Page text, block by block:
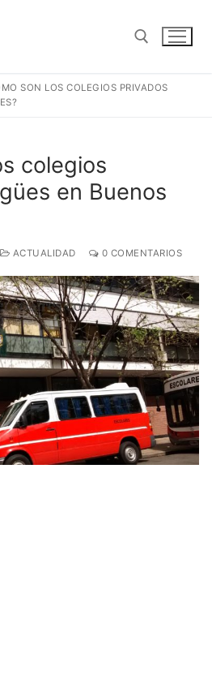
SON LOS COLEGIOS PRIVADOS
colegios
en Buenos
ACTUALIDAD 0 COMENTARIOS